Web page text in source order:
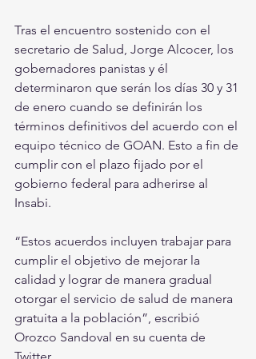
Tras el encuentro sostenido con el
secretario de Salud, Jorge Alcocer, los
gobernadores panistas y él
determinaron que serán los días 30 y 31
de enero cuando se definirán los
términos definitivos del acuerdo con el
equipo técnico de GOAN. Esto a fin de
cumplir con el plazo fijado por el
gobierno federal para adherirse al
Insabi.
“Estos acuerdos incluyen trabajar para
cumplir el objetivo de mejorar la
calidad y lograr de manera gradual
otorgar el servicio de salud de manera
gratuita a la población”, escribió
Orozco Sandoval en su cuenta de